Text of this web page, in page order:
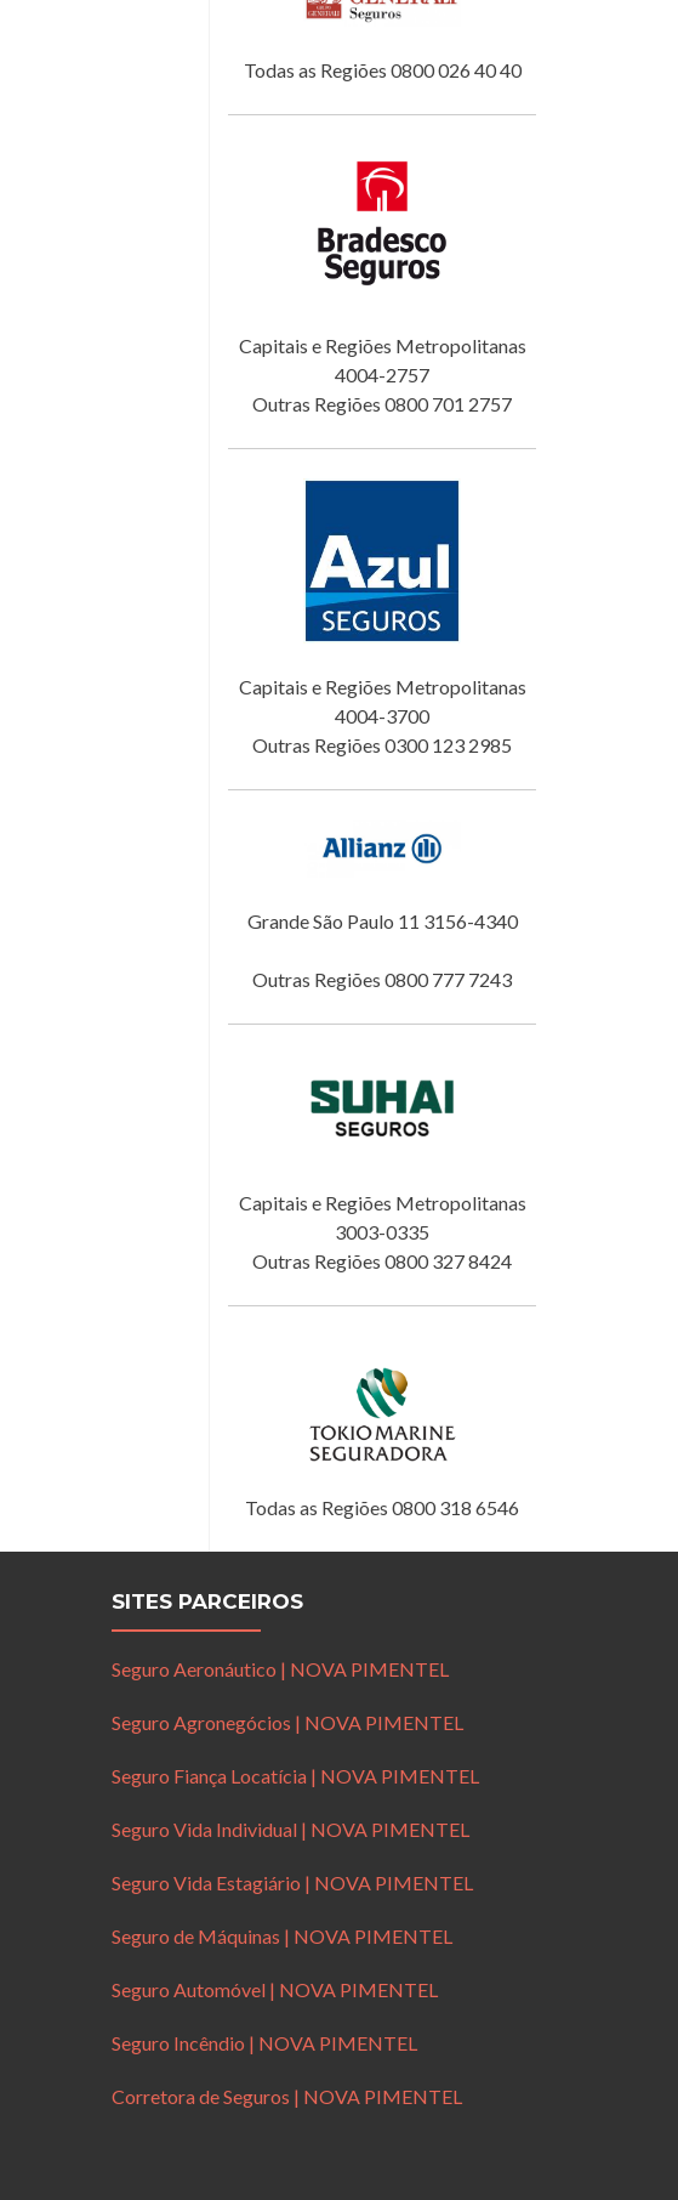
Todas as Regiões 0800 026 40 40
Capitais e Regiões Metropolitanas
4004-2757
Outras Regiões 0800 701 2757
Capitais e Regiões Metropolitanas
4004-3700
Outras Regiões 0300 123 2985
Grande São Paulo 11 3156-4340
Outras Regiões 0800 777 7243
Capitais e Regiões Metropolitanas
3003-0335
Outras Regiões 0800 327 8424
Todas as Regiões 0800 318 6546
SITES PARCEIROS
Seguro Aeronáutico | NOVA PIMENTEL
Seguro Agronegócios | NOVA PIMENTEL
Seguro Fiança Locatícia | NOVA PIMENTEL
Seguro Vida Individual | NOVA PIMENTEL
Seguro Vida Estagiário | NOVA PIMENTEL
Seguro de Máquinas | NOVA PIMENTEL
Seguro Automóvel | NOVA PIMENTEL
Seguro Incêndio | NOVA PIMENTEL
Corretora de Seguros | NOVA PIMENTEL